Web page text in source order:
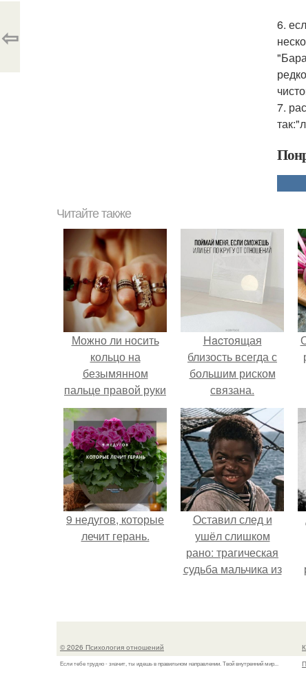
6.
7.
⇦
Читайте также
Можно ли носить
кольцо на
безымянном
пальце правой руки
незамужней
девушке
Hacтоящая
близость всегда с
большим риском
связана.
9 недугов, которые
лечит герань.
Оставил след и
ушёл слишком
рано: трагическая
судьба мальчика из
© 2026 Психология отношений
Если тебе трудно - значит, ты идешь в правильном направлении. Твой внутренний мир...